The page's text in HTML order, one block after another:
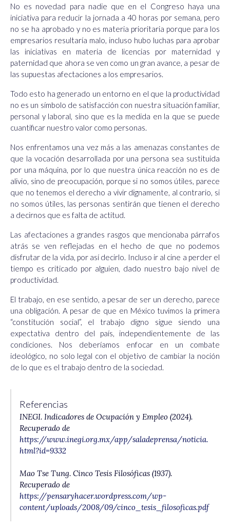
No es novedad para nadie que en el Congreso haya una
iniciativa para reducir la jornada a 40 horas por semana, pero
no se ha aprobado y no es materia prioritaria porque para los
empresarios resultaría malo, incluso hubo luchas para aprobar
las iniciativas en materia de licencias por maternidad y
paternidad que ahora se ven como un gran avance, a pesar de
las supuestas afectaciones a los empresarios.
Todo esto ha generado un entorno en el que la productividad
no es un símbolo de satisfacción con nuestra situación familiar,
personal y laboral, sino que es la medida en la que se puede
cuantificar nuestro valor como personas.
Nos enfrentamos una vez más a las amenazas constantes de
que la vocación desarrollada por una persona sea sustituida
por una máquina, por lo que nuestra única reacción no es de
alivio, sino de preocupación, porque si no somos útiles, parece
que no tenemos el derecho a vivir dignamente, al contrario, si
no somos útiles, las personas sentirán que tienen el derecho
a decirnos que es falta de actitud.
Las afectaciones a grandes rasgos que mencionaba párrafos
atrás se ven reflejadas en el hecho de que no podemos
disfrutar de la vida, por así decirlo. Incluso ir al cine a perder el
tiempo es criticado por alguien, dado nuestro bajo nivel de
productividad.
El trabajo, en ese sentido, a pesar de ser un derecho, parece
una obligación. A pesar de que en México tuvimos la primera
“constitución social”, el trabajo digno sigue siendo una
expectativa dentro del país, independientemente de las
condiciones. Nos deberíamos enfocar en un combate
ideológico, no solo legal con el objetivo de cambiar la noción
de lo que es el trabajo dentro de la sociedad.
Referencias
INEGI. Indicadores de Ocupación y Empleo (2024).
Recuperado de
https://www.inegi.org.mx/app/saladeprensa/noticia.
html?id=9332
Mao Tse Tung. Cinco Tesis Filosóficas (1937).
Recuperado de
https://pensaryhacer.wordpress.com/wp-
content/uploads/2008/09/cinco_tesis_filosoficas.pdf